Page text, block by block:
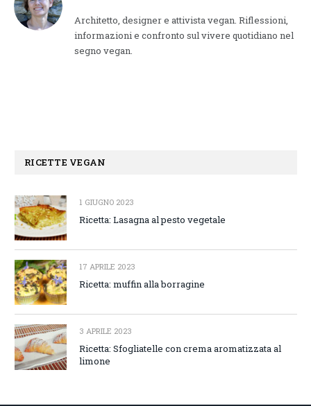
Architetto, designer e attivista vegan. Riflessioni,
informazioni e confronto sul vivere quotidiano nel
segno vegan.
RICETTE VEGAN
1 GIUGNO 2023
Ricetta: Lasagna al pesto vegetale
17 APRILE 2023
Ricetta: muffin alla borragine
3 APRILE 2023
Ricetta: Sfogliatelle con crema aromatizzata al
limone